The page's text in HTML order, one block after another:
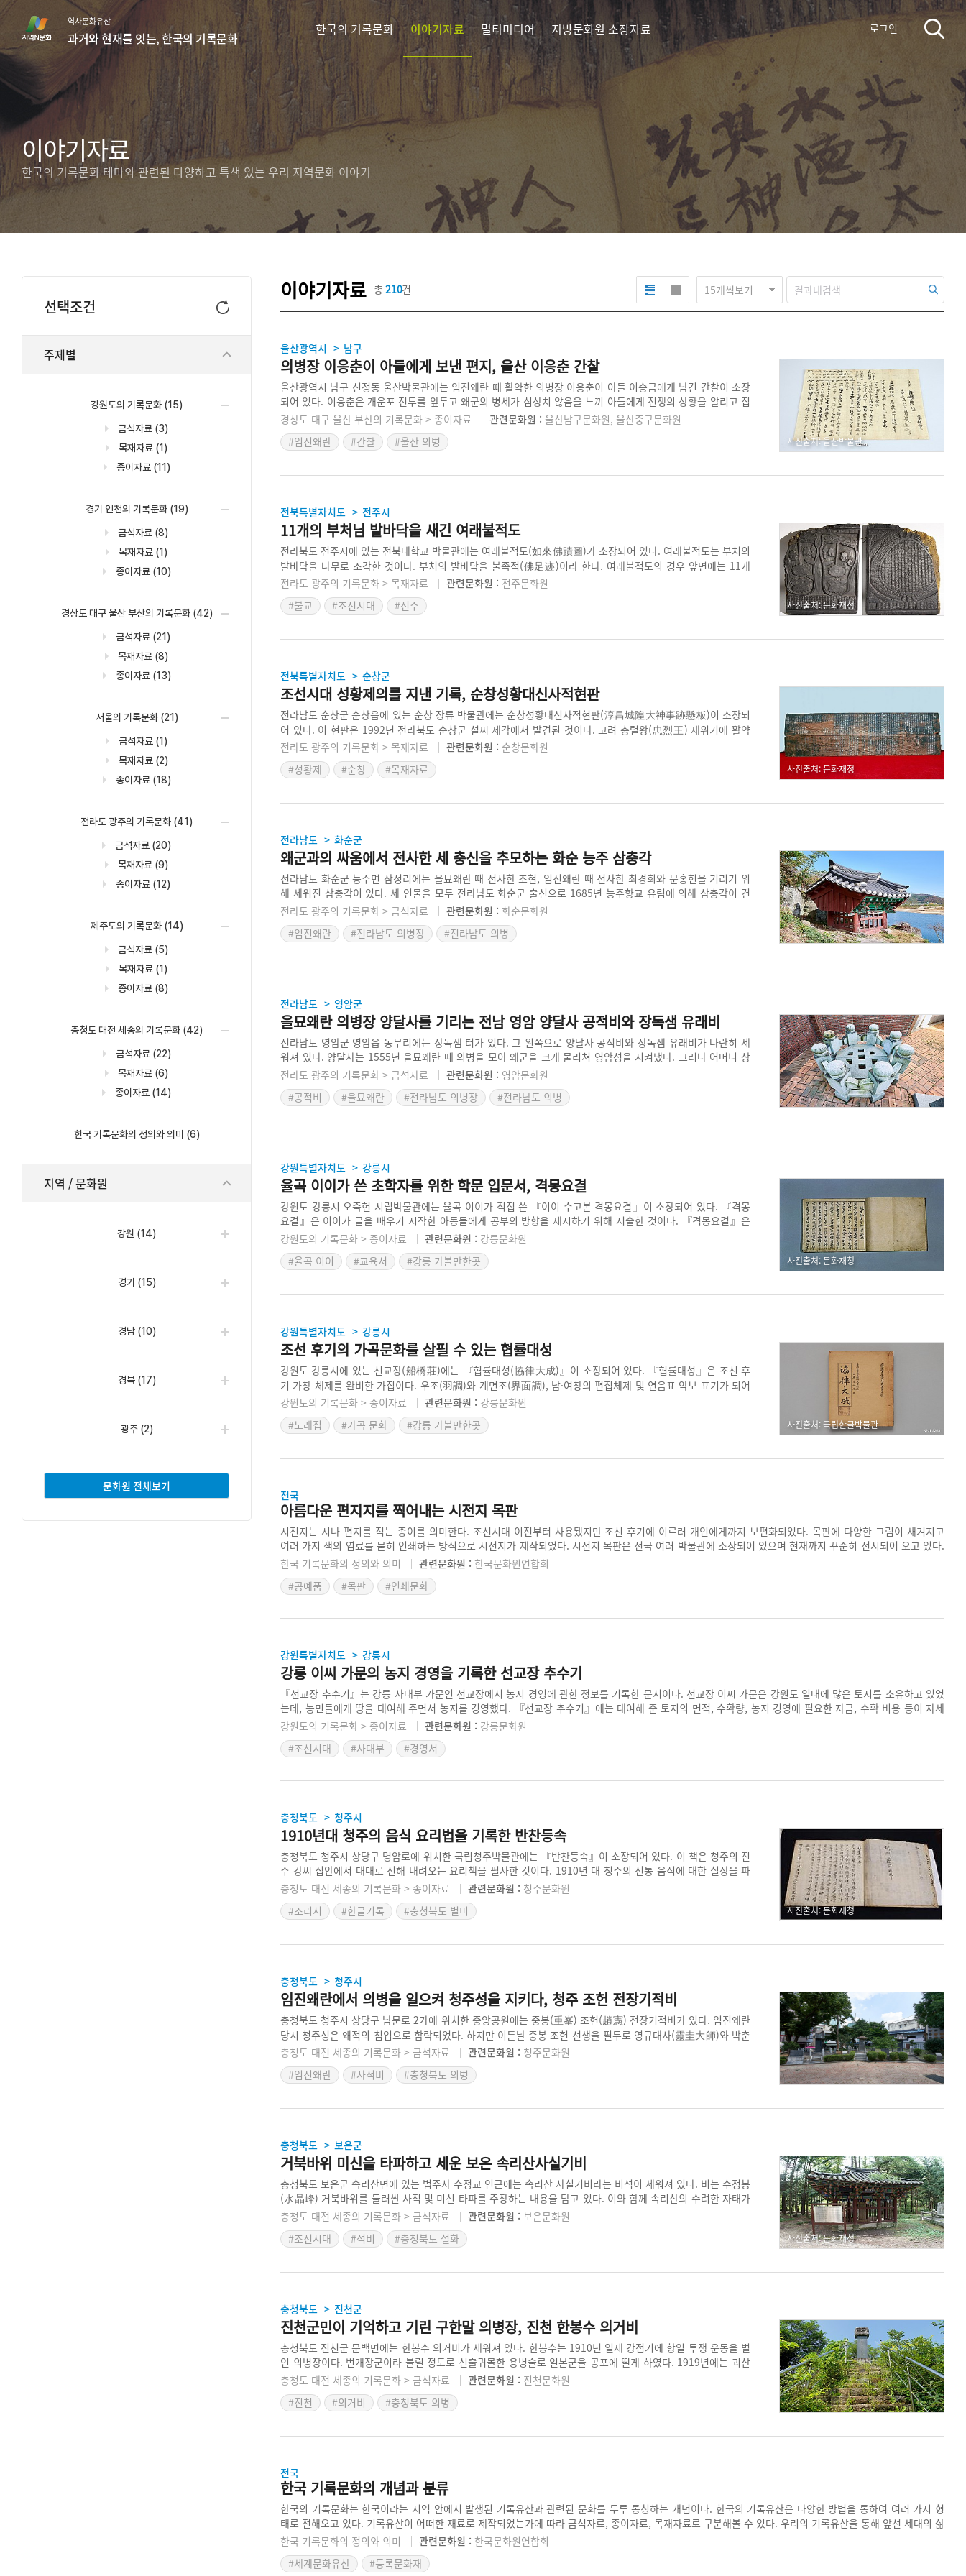
본
로
가
역사문화유산
과거와 현재를 잇는, 한국의 기록문화
한국의 기록문화 이야기자료 멀티미디어 지방문화원 소장자료 로그인
이야기자료
한국의 기록문화 테마와 관련된 다양하고 특색 있는 우리 지역문화 이야기
선택조건
주제별
강원도의 기록문화 (15)
금석자료 (3)
목재자료 (1)
종이자료 (11)
경기 인천의 기록문화 (19)
금석자료 (8)
목재자료 (1)
종이자료 (10)
경상도 대구 울산 부산의 기록문화 (42)
금석자료 (21)
목재자료 (8)
종이자료 (13)
서울의 기록문화 (21)
금석자료 (1)
목재자료 (2)
종이자료 (18)
전라도 광주의 기록문화 (41)
금석자료 (20)
목재자료 (9)
종이자료 (12)
제주도의 기록문화 (14)
금석자료 (5)
목재자료 (1)
종이자료 (8)
충청도 대전 세종의 기록문화 (42)
금석자료 (22)
목재자료 (6)
종이자료 (14)
한국 기록문화의 정의와 의미 (6)
지역 / 문화원
강원 (14)
경기 (15)
경남 (10)
경북 (17)
광주 (2)
문화원 전체보기
이야기자료 총210건
사진출처: 울산박물관
울산광역시 > 남구
의병장 이응춘이 아들에게 보낸 편지, 울산 이응춘 간찰
울산광역시 남구 신정동 울산박물관에는 임진왜란 때 활약한 의병장 이응춘이 아들 이승금에게 남긴 간찰이 소장
되어 있다. 이응춘은 개운포 전투를 앞두고 왜군의 병세가 심상치 않음을 느껴 아들에게 전쟁의 상황을 알리고 집
안을 부탁하는 편지를 남겼다. 최근 울산광역시에서는 반구정을 복원하고 근처에 퇴사재 공원이라는 자연친화적
인 공원을 조성하여 이응춘과 관련된 문화공간을 마련하였다.
경상도 대구 울산 부산의 기록문화 > 종이자료 관련문화원 : 울산남구문화원, 울산중구문화원
#임진왜란
#간찰 #울산 의병
사진출처: 문화재청
전북특별자치도 > 전주시
11개의 부처님 발바닥을 새긴 여래불적도
전라북도 전주시에 있는 전북대학교 박물관에는 여래불적도(如來佛蹟圖)가 소장되어 있다. 여래불적도는 부처의
발바닥을 나무로 조각한 것이다. 부처의 발바닥을 불족적(佛足迹)이라 한다. 여래불적도의 경우 앞면에는 11개
문양의 불족적이 새겨져 있으며, 뒷면에는 108개의 염주도와 발문이 새겨져 있다. 현재 전하는 여래불적도는 앞
면이 일부 부식된 상황이다. 이 목판은 우리나라의 불족적 목판으로는 가장 오래된 것이다.
전라도 광주의 기록문화 > 목재자료 관련문화원 : 전주문화원
#불교
#조선시대 #전주
사진출처: 문화재청
전북특별자치도 > 순창군
조선시대 성황제의를 지낸 기록, 순창성황대신사적현판
전라남도 순창군 순창읍에 있는 순창 장류 박물관에는 순창성황대신사적현판(淳昌城隍大神事跡懸板)이 소장되
어 있다. 이 현판은 1992년 전라북도 순창군 설씨 제각에서 발견된 것이다. 고려 충렬왕(忠烈王) 재위기에 활약
한 설공검(薛公儉)을 성황대신으로 모시는 내용이다. 발견 당시 순창 지역 성황 신앙의 전모를 역사적인 측면에서
살필 수 있는 자료로서 주목받았다. 현전하는 자료는 1563년에 처음 제작한 이후 여러 차례에 걸쳐 개각한 것이
다.
전라도 광주의 기록문화 > 목재자료 관련문화원 : 순창문화원
#성황제
#순창 #목재자료
전라남도 > 화순군
왜군과의 싸움에서 전사한 세 충신을 추모하는 화순 능주 삼충각
전라남도 화순군 능주면 잠정리에는 을묘왜란 때 전사한 조현, 임진왜란 때 전사한 최경회와 문홍헌을 기리기 위
해 세워진 삼충각이 있다. 세 인물을 모두 전라남도 화순군 출신으로 1685년 능주향교 유림에 의해 삼충각이 건
립되었다. 한 건물에 세 명의 인물이 정려된 게 아니라 세 개의 동에 각각의 인물이 정려된 형태로 보통의 삼충각
과 큰 차이를 보인다. 화순 능주 삼충각을 통해 왜군과 맞서 싸우다 장렬히 전사한 화순군 출신 세 인물의 충절을
느낄 수 있다.
전라도 광주의 기록문화 > 금석자료 관련문화원 : 화순문화원
#임진왜란
#전라남도 의병장 #전라남도 의병
전라남도 > 영암군
을묘왜란 의병장 양달사를 기리는 전남 영암 양달사 공적비와 장독샘 유래비
전라남도 영암군 영암읍 동무리에는 장독샘 터가 있다. 그 왼쪽으로 양달사 공적비와 장독샘 유래비가 나란히 세
워져 있다. 양달사는 1555년 을묘왜란 때 의병을 모아 왜군을 크게 물리쳐 영암성을 지켜냈다. 그러나 어머니 상
중이라는 이유로 전쟁의 공적을 관군에게 돌려 잊혔다가 세상을 뜬 후에 그 공적이 알려져 공적비가 세워졌다. 장
독샘 유래비는 양달사가 깃발을 내리친 곳에서 샘이 솟아나 군사들이 갈증을 해소했다는 장독샘의 유래를 전하는
비석이다.
전라도 광주의 기록문화 > 금석자료 관련문화원 : 영암문화원
#공적비
#을묘왜란 #전라남도 의병장 #전라남도 의병
사진출처: 문화재청
강원특별자치도 > 강릉시
율곡 이이가 쓴 초학자를 위한 학문 입문서, 격몽요결
강원도 강릉시 오죽헌 시립박물관에는 율곡 이이가 직접 쓴 『이이 수고본 격몽요결』이 소장되어 있다. 『격몽
요결』은 이이가 글을 배우기 시작한 아동들에게 공부의 방향을 제시하기 위해 저술한 것이다. 『격몽요결』은
초학교재로서 가치를 인정받아 이이가 죽고 나서도 목판본과 활자본으로 간행되어 널리 읽혔다. 이이는 단지 앉아
서 글만 읽는 게 학문이 아니며 배운 것을 실천할 수 있어야 한다고 봤다. 『격몽요결』을 통해 그 실천방법을 일
러주었다. 이 책은 1책 10장으로 구성되어 있으며, 1976년 4월 23일에 보물 제602호로 지정되었다.
강원도의 기록문화 > 종이자료 관련문화원 : 강릉문화원
#율곡 이이
#교육서 #강릉 가볼만한곳
사진출처: 국립한글박물관
강원특별자치도 > 강릉시
조선 후기의 가곡문화를 살필 수 있는 협률대성
강원도 강릉시에 있는 선교장(船橋莊)에는 『협률대성(協律大成)』이 소장되어 있다. 『협률대성』은 조선 후
기 가창 체제를 완비한 가집이다. 우조(羽調)와 계면조(界面調), 남·여창의 편집체제 및 연음표 악보 표기가 되어
있다. 이 가집은 강릉 선교장을 중심으로 조선 후기 가곡 문화가 생성, 향유되어 가는 양상을 살펴볼 수 있는 사료
라는 점에서 의의가 있다.
강원도의 기록문화 > 종이자료 관련문화원 : 강릉문화원
#노래집
#가곡 문화 #강릉 가볼만한곳
전국
아름다운 편지지를 찍어내는 시전지 목판
시전지는 시나 편지를 적는 종이를 의미한다. 조선시대 이전부터 사용됐지만 조선 후기에 이르러 개인에게까지 보편화되었다. 목판에 다양한 그림이 새겨지고
여러 가지 색의 염료를 묻혀 인쇄하는 방식으로 시전지가 제작되었다. 시전지 목판은 전국 여러 박물관에 소장되어 있으며 현재까지 꾸준히 전시되어 오고 있다.
시전지 목판 인쇄는 선조들의 감성적이고 예술적인 삶을 알게 해주는 기록문화의 한 수단이다.
한국 기록문화의 정의와 의미 관련문화원 : 한국문화원연합회
#공예품
#목판 #인쇄문화
강원특별자치도 > 강릉시
강릉 이씨 가문의 농지 경영을 기록한 선교장 추수기
『선교장 추수기』는 강릉 사대부 가문인 선교장에서 농지 경영에 관한 정보를 기록한 문서이다. 선교장 이씨 가문은 강원도 일대에 많은 토지를 소유하고 있었
는데, 농민들에게 땅을 대여해 주면서 농지를 경영했다. 『선교장 추수기』에는 대여해 준 토지의 면적, 수확량, 농지 경영에 필요한 자금, 수확 비용 등이 자세
하게 기록되어 있다. 조선 후기 양반 지주층이 소유한 농지 규모 및 농지 경영 방식을 파악하는데 도움이 되는 기록물이다.
강원도의 기록문화 > 종이자료 관련문화원 : 강릉문화원
#조선시대
#사대부 #경영서
사진출처: 문화재청
충청북도 > 청주시
1910년대 청주의 음식 요리법을 기록한 반찬등속
충청북도 청주시 상당구 명암로에 위치한 국립청주박물관에는 『반찬등속』이 소장되어 있다. 이 책은 청주의 진
주 강씨 집안에서 대대로 전해 내려오는 요리책을 필사한 것이다. 1910년 대 청주의 전통 음식에 대한 실상을 파
악할 수 있는 자료로서 민속학적인 가치가 매우 높다. 현대에는 더 이상 전하지 않는 가물치회 등 44개 음식의 요
리법이 들어있다.
충청도 대전 세종의 기록문화 > 종이자료 관련문화원 : 청주문화원
#조리서
#한글기록 #충청북도 별미
충청북도 > 청주시
임진왜란에서 의병을 일으켜 청주성을 지키다, 청주 조헌 전장기적비
충청북도 청주시 상당구 남문로 2가에 위치한 중앙공원에는 중봉(重峯) 조헌(趙憲) 전장기적비가 있다. 임진왜란
당시 청주성은 왜적의 침입으로 함락되었다. 하지만 이튿날 중봉 조헌 선생을 필두로 영규대사(靈圭大師)와 박춘
무(朴春茂)가 이끄는 의병이 합심하여 수복하였다. 조헌 선생은 이에 그치지 않고 금산에서 왜적과 재차 싸웠지만
전사하고 말았다. 이러한 조헌 선생의 업적을 기리기 위하여 숙종 36년인 1710년 비를 건립하였다.
충청도 대전 세종의 기록문화 > 금석자료 관련문화원 : 청주문화원
#임진왜란
#사적비 #충청북도 의병
사진출처: 문화재청
충청북도 > 보은군
거북바위 미신을 타파하고 세운 보은 속리산사실기비
충청북도 보은군 속리산면에 있는 법주사 수정교 인근에는 속리산 사실기비라는 비석이 세워져 있다. 비는 수정봉
(水晶峰) 거북바위를 둘러싼 사적 및 미신 타파를 주장하는 내용을 담고 있다. 이와 함께 속리산의 수려한 자태가
중국인들의 입에 오르내릴 정도였다는 점, 세조의 행차와 관련한 저간의 정황 등을 두루 소개하고 있다. 비는 현종
7년인 1666년 건립하여 오늘날까지 전해지고 있다.
충청도 대전 세종의 기록문화 > 금석자료 관련문화원 : 보은문화원
#조선시대
#석비 #충청북도 설화
충청북도 > 진천군
진천군민이 기억하고 기린 구한말 의병장, 진천 한봉수 의거비
충청북도 진천군 문백면에는 한봉수 의거비가 세워져 있다. 한봉수는 1910년 일제 강점기에 항일 투쟁 운동을 벌
인 의병장이다. 번개장군이라 불릴 정도로 신출귀몰한 용병술로 일본군을 공포에 떨게 하였다. 1919년에는 괴산
과 청주 일원에서 3·1 운동을 주도하기도 하였다. 한봉수 의거비는 한봉수 의병장이 일본 헌병을 사살한 것을 기
념하기 위해 진천군민이 힘을 모아 건립한 것이다.
충청도 대전 세종의 기록문화 > 금석자료 관련문화원 : 진천문화원
#진천
#의거비 #충청북도 의병
전국
한국 기록문화의 개념과 분류
한국의 기록문화는 한국이라는 지역 안에서 발생된 기록유산과 관련된 문화를 두루 통칭하는 개념이다. 한국의 기록유산은 다양한 방법을 통하여 여러 가지 형
태로 전해오고 있다. 기록유산이 어떠한 재료로 제작되었는가에 따라 금석자료, 종이자료, 목재자료로 구분해볼 수 있다. 우리의 기록유산을 통해 앞선 세대의 삶
과 문화를 이해할 수 있으므로 소중하게 여기고 보호해야 한다.
한국 기록문화의 정의와 의미 관련문화원 : 한국문화원연합회
#세계문화유산
#등록문화재